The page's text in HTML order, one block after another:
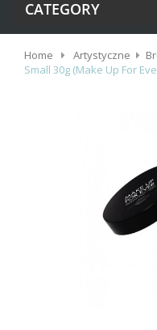
CATEGORY
Home Artystyczne
Small 30g (Make Up For